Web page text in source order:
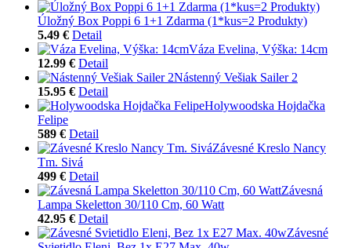
Úložný Box Poppi 6 1+1 Zdarma (1*kus=2 Produkty)
5.49 € Detail
Váza Evelina, Výška: 14cm
12.99 € Detail
Nástenný Vešiak Sailer 2
15.95 € Detail
Holywoodska Hojdačka
Felipe
589 € Detail
Závesné Kreslo Nancy
Tm. Sivá
499 € Detail
Závesná
Lampa Skeletton 30/110 Cm, 60 Watt
42.95 € Detail
Závesné